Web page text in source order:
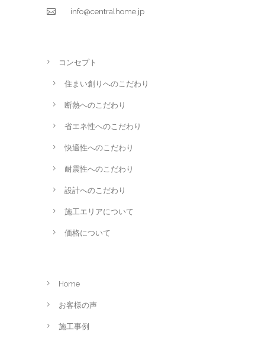
info@centralhome.jp
コンセプト
住まい創りへのこだわり
断熱へのこだわり
省エネ性へのこだわり
快適性へのこだわり
耐震性へのこだわり
設計へのこだわり
施工エリアについて
価格について
Home
お客様の声
施工事例